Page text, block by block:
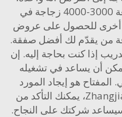
خط إنتاج عصير مركز بسعة 3000-4000 زجاجة في
للحصول على عروض
لك أفضل صفقة.
كنت بحاجة إليه. إن
يساعد في تشغيله
هو إيجاد المورد
المناسب، ومع Zhangjiagang Comark، يمكنك التأكد من
شركتك على النجاح.